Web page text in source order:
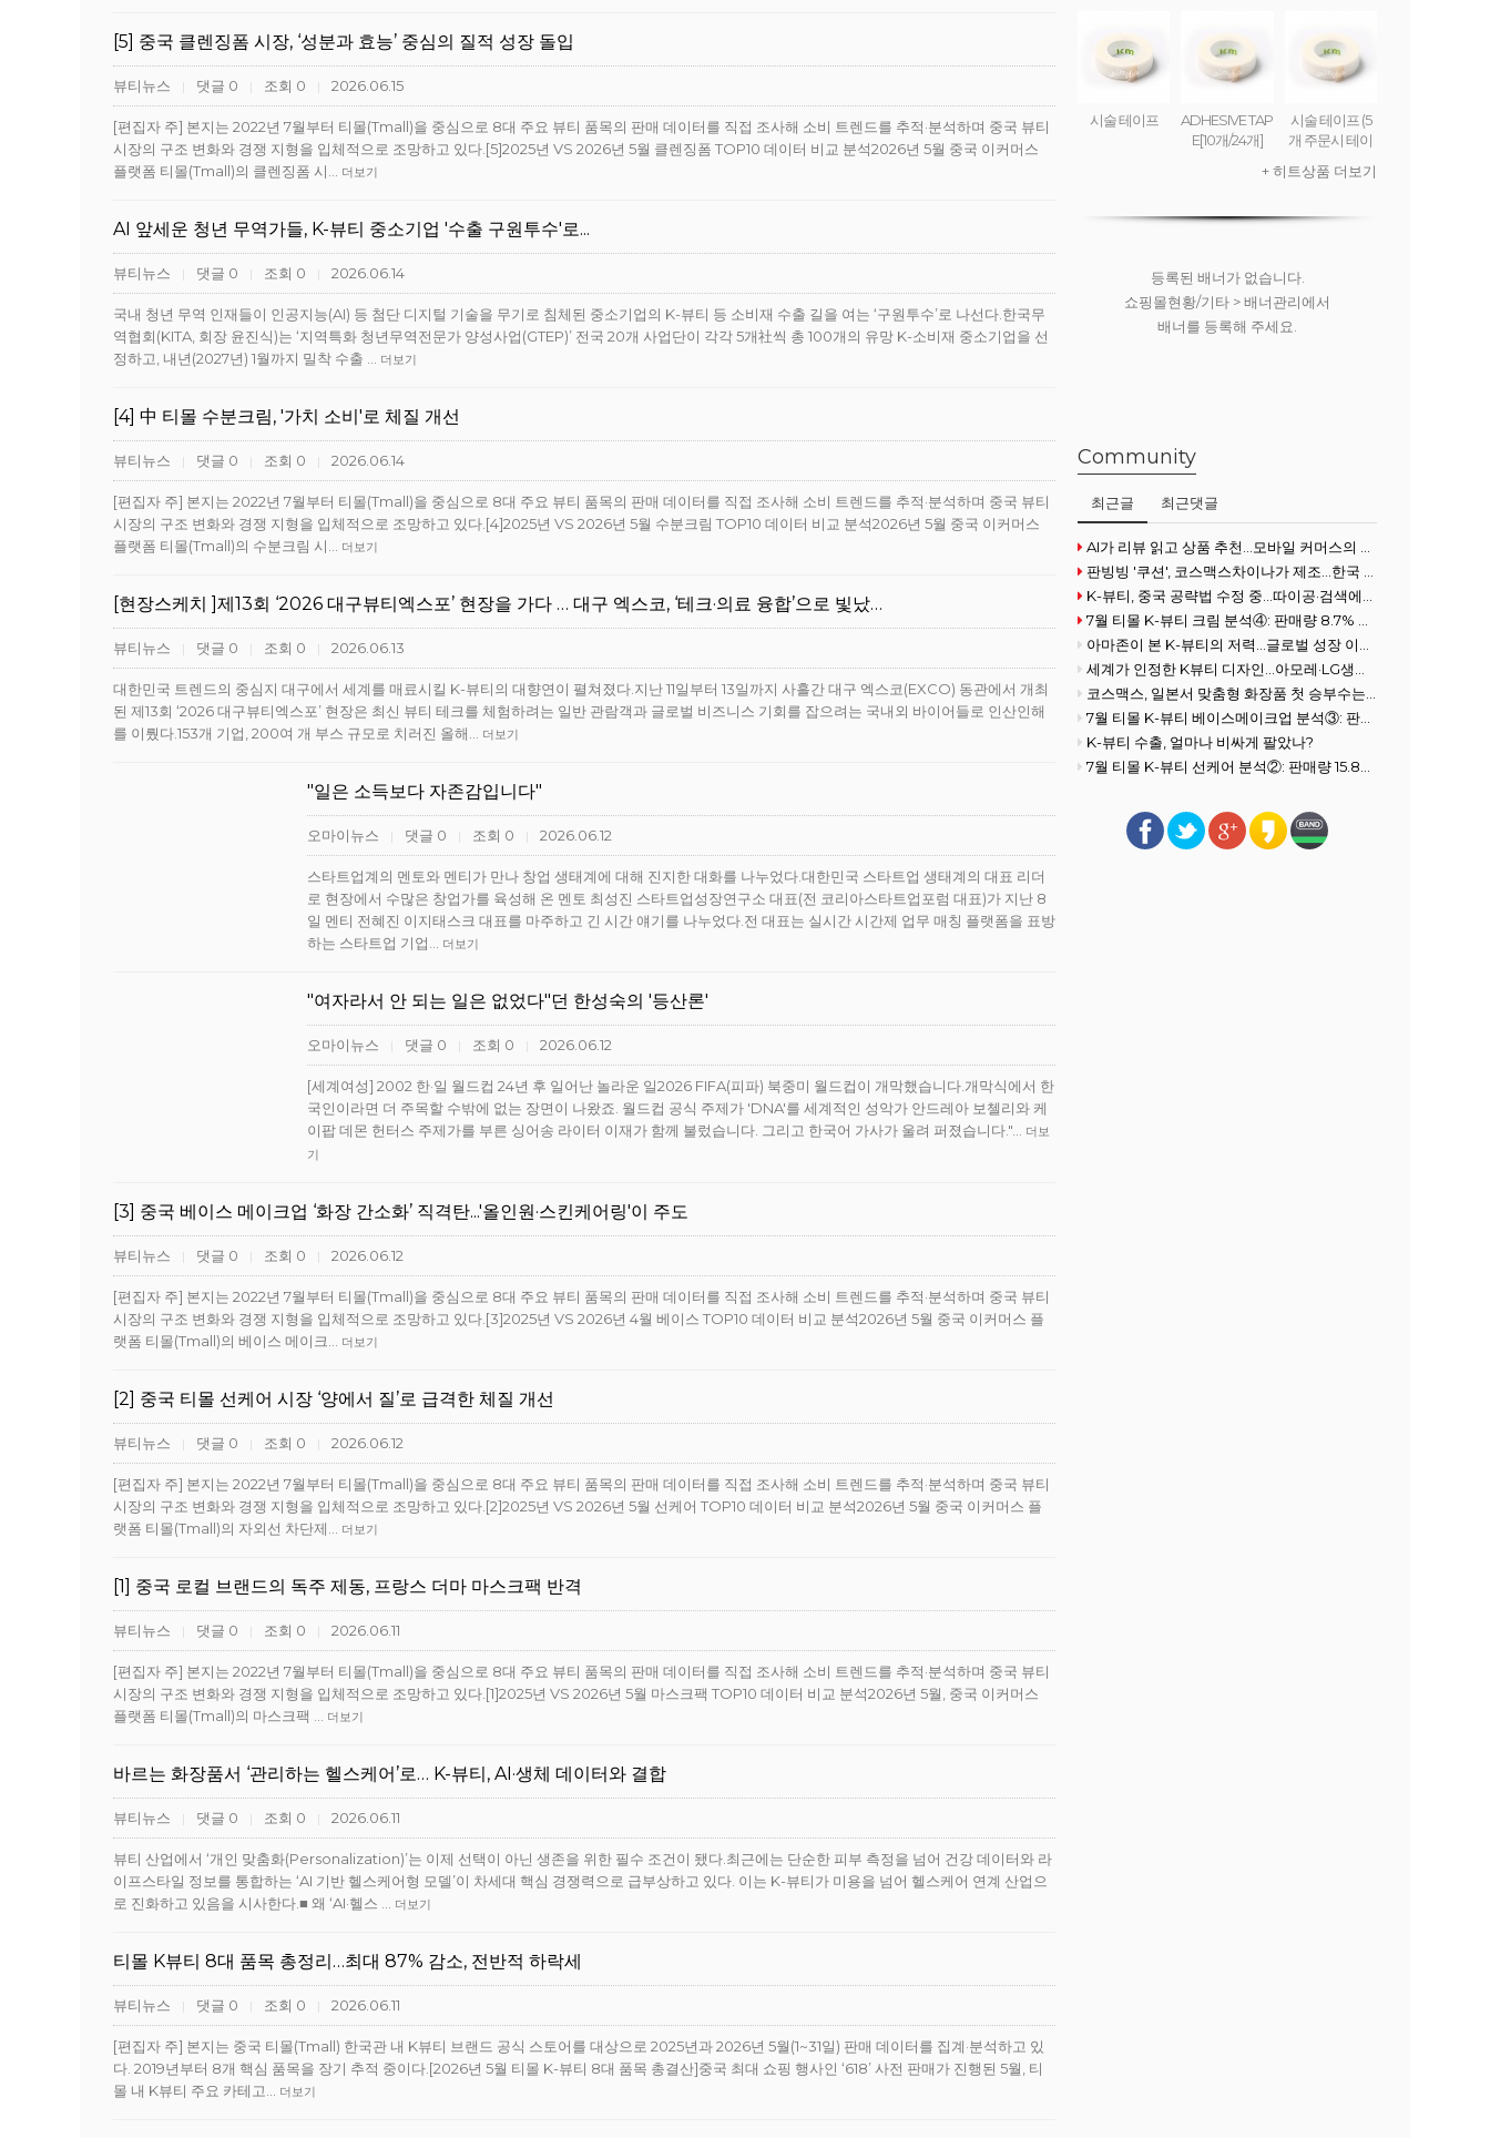
[5] 중국 클렌징폼 시장, ‘성분과 효능’ 중심의 질적 성장 돌입
뷰티뉴스 | 댓글 0 | 조회 0 | 2026.06.15
[편집자 주] 본지는 2022년 7월부터 티몰(Tmall)을 중심으로 8대 주요 뷰티 품목의 판매 데이터를 직접 조사해 소비 트렌드를 추적·분석하며 중국 뷰티
시장의 구조 변화와 경쟁 지형을 입체적으로 조망하고 있다.[5]2025년 VS 2026년 5월 클렌징폼 TOP10 데이터 비교 분석2026년 5월 중국 이커머스
플랫폼 티몰(Tmall)의 클렌징폼 시…
더보기
AI 앞세운 청년 무역가들, K-뷰티 중소기업 '수출 구원투수'로...
뷰티뉴스 | 댓글 0 | 조회 0 | 2026.06.14
국내 청년 무역 인재들이 인공지능(AI) 등 첨단 디지털 기술을 무기로 침체된 중소기업의 K-뷰티 등 소비재 수출 길을 여는 ‘구원투수’로 나선다.한국무
역협회(KITA, 회장 윤진식)는 ‘지역특화 청년무역전문가 양성사업(GTEP)’ 전국 20개 사업단이 각각 5개社씩 총 100개의 유망 K-소비재 중소기업을 선
정하고, 내년(2027년) 1월까지 밀착 수출 …
더보기
[4] 中 티몰 수분크림, '가치 소비'로 체질 개선
뷰티뉴스 | 댓글 0 | 조회 0 | 2026.06.14
[편집자 주] 본지는 2022년 7월부터 티몰(Tmall)을 중심으로 8대 주요 뷰티 품목의 판매 데이터를 직접 조사해 소비 트렌드를 추적·분석하며 중국 뷰티
시장의 구조 변화와 경쟁 지형을 입체적으로 조망하고 있다.[4]2025년 VS 2026년 5월 수분크림 TOP10 데이터 비교 분석2026년 5월 중국 이커머스
플랫폼 티몰(Tmall)의 수분크림 시…
더보기
[현장스케치 ]제13회 ‘2026 대구뷰티엑스포’ 현장을 가다 … 대구 엑스코, ‘테크·의료 융합’으로 빛났…
뷰티뉴스 | 댓글 0 | 조회 0 | 2026.06.13
대한민국 트렌드의 중심지 대구에서 세계를 매료시킬 K-뷰티의 대향연이 펼쳐졌다.지난 11일부터 13일까지 사흘간 대구 엑스코(EXCO) 동관에서 개최
된 제13회 ‘2026 대구뷰티엑스포’ 현장은 최신 뷰티 테크를 체험하려는 일반 관람객과 글로벌 비즈니스 기회를 잡으려는 국내외 바이어들로 인산인해
를 이뤘다.153개 기업, 200여 개 부스 규모로 치러진 올해…
더보기
"일은 소득보다 자존감입니다"
오마이뉴스 | 댓글 0 | 조회 0 | 2026.06.12
스타트업계의 멘토와 멘티가 만나 창업 생태계에 대해 진지한 대화를 나누었다.대한민국 스타트업 생태계의 대표 리더
로 현장에서 수많은 창업가를 육성해 온 멘토 최성진 스타트업성장연구소 대표(전 코리아스타트업포럼 대표)가 지난 8
일 멘티 전혜진 이지태스크 대표를 마주하고 긴 시간 얘기를 나누었다.전 대표는 실시간 시간제 업무 매칭 플랫폼을 표방
하는 스타트업 기업…
더보기
"여자라서 안 되는 일은 없었다"던 한성숙의 '등산론'
오마이뉴스 | 댓글 0 | 조회 0 | 2026.06.12
[세계여성] 2002 한·일 월드컵 24년 후 일어난 놀라운 일2026 FIFA(피파) 북중미 월드컵이 개막했습니다.개막식에서 한
국인이라면 더 주목할 수밖에 없는 장면이 나왔죠. 월드컵 공식 주제가 'DNA'를 세계적인 성악가 안드레아 보첼리와 케
이팝 데몬 헌터스 주제가를 부른 싱어송 라이터 이재가 함께 불렀습니다. 그리고 한국어 가사가 울려 퍼졌습니다."…
더보
기
[3] 중국 베이스 메이크업 ‘화장 간소화’ 직격탄...'올인원·스킨케어링'이 주도
뷰티뉴스 | 댓글 0 | 조회 0 | 2026.06.12
[편집자 주] 본지는 2022년 7월부터 티몰(Tmall)을 중심으로 8대 주요 뷰티 품목의 판매 데이터를 직접 조사해 소비 트렌드를 추적·분석하며 중국 뷰티
시장의 구조 변화와 경쟁 지형을 입체적으로 조망하고 있다.[3]2025년 VS 2026년 4월 베이스 TOP10 데이터 비교 분석2026년 5월 중국 이커머스 플
랫폼 티몰(Tmall)의 베이스 메이크…
더보기
[2] 중국 티몰 선케어 시장 ‘양에서 질’로 급격한 체질 개선
뷰티뉴스 | 댓글 0 | 조회 0 | 2026.06.12
[편집자 주] 본지는 2022년 7월부터 티몰(Tmall)을 중심으로 8대 주요 뷰티 품목의 판매 데이터를 직접 조사해 소비 트렌드를 추적·분석하며 중국 뷰티
시장의 구조 변화와 경쟁 지형을 입체적으로 조망하고 있다.[2]2025년 VS 2026년 5월 선케어 TOP10 데이터 비교 분석2026년 5월 중국 이커머스 플
랫폼 티몰(Tmall)의 자외선 차단제…
더보기
[1] 중국 로컬 브랜드의 독주 제동, 프랑스 더마 마스크팩 반격
뷰티뉴스 | 댓글 0 | 조회 0 | 2026.06.11
[편집자 주] 본지는 2022년 7월부터 티몰(Tmall)을 중심으로 8대 주요 뷰티 품목의 판매 데이터를 직접 조사해 소비 트렌드를 추적·분석하며 중국 뷰티
시장의 구조 변화와 경쟁 지형을 입체적으로 조망하고 있다.[1]2025년 VS 2026년 5월 마스크팩 TOP10 데이터 비교 분석2026년 5월, 중국 이커머스
플랫폼 티몰(Tmall)의 마스크팩 …
더보기
바르는 화장품서 ‘관리하는 헬스케어’로… K-뷰티, AI·생체 데이터와 결합
뷰티뉴스 | 댓글 0 | 조회 0 | 2026.06.11
뷰티 산업에서 ‘개인 맞춤화(Personalization)’는 이제 선택이 아닌 생존을 위한 필수 조건이 됐다.최근에는 단순한 피부 측정을 넘어 건강 데이터와 라
이프스타일 정보를 통합하는 ‘AI 기반 헬스케어형 모델’이 차세대 핵심 경쟁력으로 급부상하고 있다. 이는 K-뷰티가 미용을 넘어 헬스케어 연계 산업으
로 진화하고 있음을 시사한다.■ 왜 ‘AI·헬스 …
더보기
티몰 K뷰티 8대 품목 총정리…최대 87% 감소, 전반적 하락세
뷰티뉴스 | 댓글 0 | 조회 0 | 2026.06.11
[편집자 주] 본지는 중국 티몰(Tmall) 한국관 내 K뷰티 브랜드 공식 스토어를 대상으로 2025년과 2026년 5월(1~31일) 판매 데이터를 집계·분석하고 있
다. 2019년부터 8개 핵심 품목을 장기 추적 중이다.[2026년 5월 티몰 K-뷰티 8대 품목 총결산]중국 최대 쇼핑 행사인 ‘618’ 사전 판매가 진행된 5월, 티
몰 내 K뷰티 주요 카테고…
더보기
(set) ROLLY KI
NG FLYING CR
EAM
시술 테이프
ADHESIVE TAP
E[10개/24개]
시술 테이프 (5
개 주문시 테이
료)
+ 히트상품 더보기
등록된 배너가 없습니다.
쇼핑몰현황/기타 > 배너관리에서
배너를 등록해 주세요.
Community
최근글 최근댓글
AI가 리뷰 읽고 상품 추천…모바일 커머스의 진화
판빙빙 '쿠션', 코스맥스차이나가 제조…한국 ODM 경쟁력 재조명
K-뷰티, 중국 공략법 수정 중...따이공·검색에서 콘텐츠로
7월 티몰 K-뷰티 크림 분석④: 판매량 8.7% 증가
아마존이 본 K-뷰티의 저력…글로벌 성장 이끄는 5가지 경쟁력
세계가 인정한 K뷰티 디자인…아모레·LG생건 레드닷 수상
코스맥스, 일본서 맞춤형 화장품 첫 승부수는 'AI 헤어케어'
7월 티몰 K-뷰티 베이스메이크업 분석③: 판매량 3.1% 증가
K-뷰티 수출, 얼마나 비싸게 팔았나?
7월 티몰 K-뷰티 선케어 분석②: 판매량 15.8% 감소